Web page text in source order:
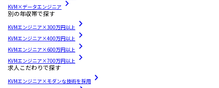
KVM×データエンジニア
別の年収帯で探す
KVMエンジニア×300万円以上
KVMエンジニア×400万円以上
KVMエンジニア×600万円以上
KVMエンジニア×700万円以上
求人こだわりで探す
KVMエンジニア×モダンな技術を採用